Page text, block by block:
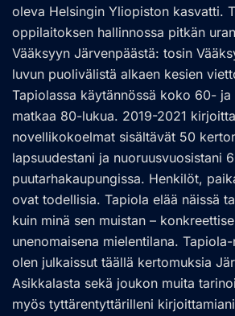
oleva Helsingin Yliopiston kasvatti.
oppilaitoksen hallinnossa pitkän
Vääksyyn Järvenpäästä: tosin
luvun puolivälistä alkaen kesien
Tapiolassa käytännössä koko 60-
matkaa 80-lukua. 2019-2021
novellikokoelmat sisältävät 50
lapsuudestani ja nuoruusvuosistani
puutarhakaupungissa. Henkilöt,
ovat todellisia. Tapiola elää näissä
kuin minä sen muistan –
unenomaisena mielentilana.
olen julkaissut täällä kertomuksia
Asikkalasta sekä joukon muita
myös tyttärentyttärilleni